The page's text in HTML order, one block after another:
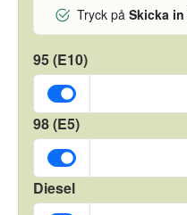
Tryck på Skicka in
95 (E10)
98 (E5)
Diesel